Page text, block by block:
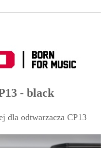
- black
dla odtwarzacza CP13